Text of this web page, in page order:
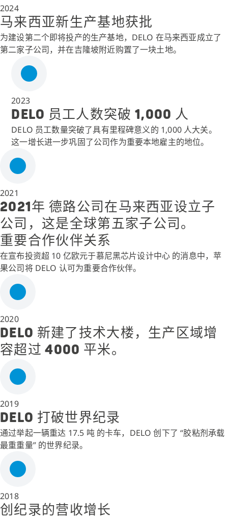
2024
马来西亚新生产基地获批
为建设第二个即将投产的生产基地，DELO 在马来西亚成立了
第二家子公司，并在吉隆坡附近购置了一块土地。
2023
DELO 员工人数突破 1,000 人
DELO 员工数量突破了具有里程碑意义的 1,000 人大关。
这一增长进一步巩固了公司作为重要本地雇主的地位。
2021
2021年 德路公司在马来西亚设立子
公司，这是全球第五家子公司。
重要合作伙伴关系
在宣布投资超 10 亿欧元于慕尼黑芯片设计中心 的消息中，苹
果公司将 DELO 认可为重要合作伙伴。
2020
DELO 新建了技术大楼，生产区域增
容超过 4000 平米。
2019
DELO 打破世界纪录
通过举起一辆重达 17.5 吨 的卡车，DELO 创下了 “胶粘剂承载
最重重量” 的世界纪录。
2018
创纪录的营收增长